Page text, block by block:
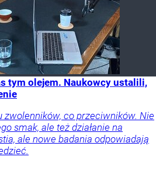
tym olejem. Naukowcy ustalili,
zwolenników, co przeciwników. Nie
smak, ale też działanie na
ale nowe badania odpowiadają